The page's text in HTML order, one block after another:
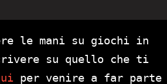
le mani su giochi in
su quello che ti
per venire a far parte